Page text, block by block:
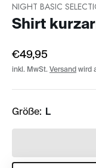
NIGHT BASIC
Shirt
€49,95
inkl. MwSt. Versand wird
Größe: L